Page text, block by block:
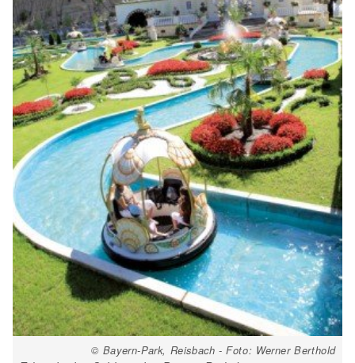
© Bayern-Park, Reisbach - Foto: Werner Berthold